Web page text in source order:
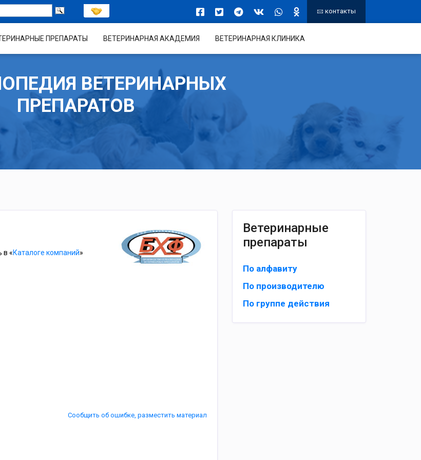
контакты
ПРЕПАРАТЫ ВЕТЕРИНАРНАЯ АКАДЕМИЯ ВЕТЕРИНАРНАЯ КЛИНИКА
ВЕТЕРИНАРНЫХ
ПРЕПАРАТОВ
в «Каталоге компаний»
Сообщить об ошибке, разместить материал
Ветеринарные
препараты
По алфавиту
По производителю
По группе действия